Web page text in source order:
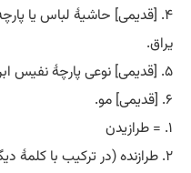
۴. [قدیمی] حاشیۀ لباس یا
یراق.
۵. [قدیمی] نوعی پارچۀ نفیس ابریشمی.
۶. [قدیمی] مو.
۱. = طرازیدن
۲. طرازنده (در ترکیب با کلمۀ